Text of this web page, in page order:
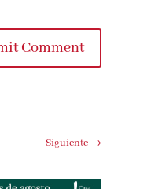
Comment
Siguiente→